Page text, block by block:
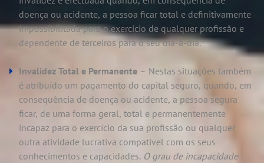
doença ou acidente, a pessoa ficar total e definitivamente
impossibilitada para o exercício de qualquer profissão e
dependente de terceiros para o seu dia-a-dia.
Invalidez Total e Permanente – Nestas situações também
é atribuído um pagamento do capital seguro, quando, em
consequência de doença ou acidente, a pessoa segura
ficar, de uma forma geral, total e permanentemente
incapaz para o exercício da sua profissão ou qualquer
outra atividade lucrativa compatível com os seus
conhecimentos e capacidades. O grau de incapacidade